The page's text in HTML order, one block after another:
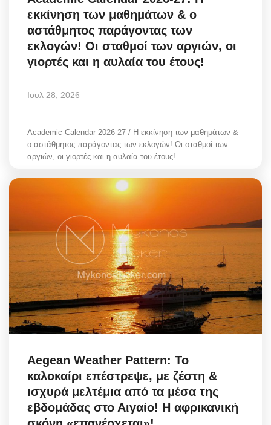
εκκίνηση των μαθημάτων & ο
αστάθμητος παράγοντας των
εκλογών! Οι σταθμοί των αργιών, οι
γιορτές και η αυλαία του έτους!
Ιουλ 28, 2026
Academic Calendar 2026-27 / Η εκκίνηση των μαθημάτων &
ο αστάθμητος παράγοντας των εκλογών! Οι σταθμοί των
αργιών, οι γιορτές και η αυλαία του έτους!
Aegean Weather Pattern: Το
καλοκαίρι επέστρεψε, με ζέστη &
ισχυρά μελτέμια από τα μέσα της
εβδομάδας στο Αιγαίο! Η αφρικανική